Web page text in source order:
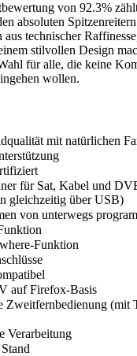
von 92.3%
absoluten
technischer
stilvollen Design
für alle, die keine
wollen.
mit natürlichen
für Sat, Kabel und
gleichzeitig über USB)
von unterwegs
Funktion
auf Firefox-Basis
Zweitfernbedienung (mit
Verarbeitung